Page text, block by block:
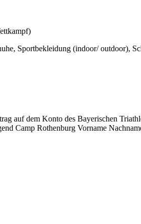
Sportbekleidung (indoor/ outdoor),
auf dem Konto des Bayerischen
Camp Rothenburg Vorname